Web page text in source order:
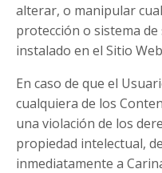
alterar, o manipular
protección o sistema
instalado en el Sitio
En caso de que el
cualquiera de los
una violación de los
propiedad intelectual,
inmediatamente a